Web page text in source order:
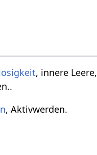
, innere Leere,
, Aktivwerden.